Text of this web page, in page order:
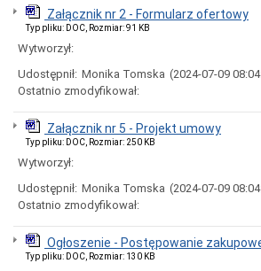
na
wolne
stanowiska
Zgromadzenia
publiczne
Ochrona
Osobowych
Działalność
lobbingowa
lokalne
Statut
Gminy
Barwice
Uchwały
Załącznik nr 2 - Formularz ofertowy
Typ pliku: DOC, Rozmiar: 91 KB
Wytworzył:
Udostępnił: Monika Tomska (2024-07-09
Ostatnio zmodyfikował:
Załącznik nr 5 - Projekt umowy
Typ pliku: DOC, Rozmiar: 250 KB
Wytworzył:
Udostępnił: Monika Tomska (2024-07-09
Ostatnio zmodyfikował:
Ogłoszenie - Postępowanie
Typ pliku: DOC, Rozmiar: 130 KB